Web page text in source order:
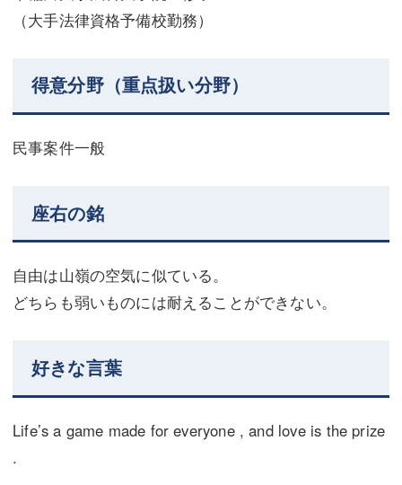
マスコミ取材・実績
東京事務所 (新宿・四谷)
埼玉事務所 (さいたま市)
アクセス
埼玉事務所 (さいたま市)
川口事務所（埼玉県川口市）
（大手法律資格予備校勤務）
得意分野（重点扱い分野）
民事案件一般
座右の銘
自由は山嶺の空気に似ている。
どちらも弱いものには耐えることができない。
好きな言葉
Life’s a game made for everyone , and love is the prize
.